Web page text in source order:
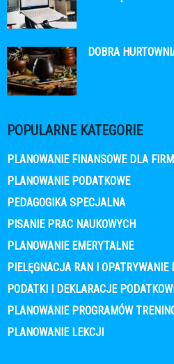
DOBRA
POPULARNE KATEGORIE
PLANOWANIE FINANSOWE DLA FIRM
PLANOWANIE PODATKOWE
PEDAGOGIKA SPECJALNA
PISANIE PRAC NAUKOWYCH
PLANOWANIE EMERYTALNE
PIELĘGNACJA RAN I OPATRYWANIE
PODATKI I DEKLARACJE
PLANOWANIE PROGRAMÓW
PLANOWANIE LEKCJI